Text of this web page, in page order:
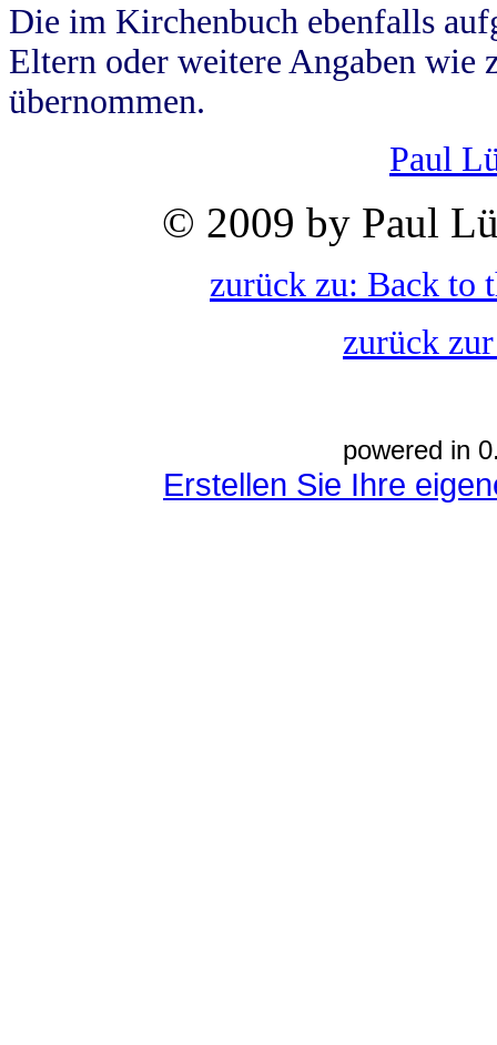
Die im Kirchenbuch ebenfalls
Eltern oder weitere Angaben wie
übernommen.
Paul
© 2009 by Paul
zurück zu: Back to
zurück
powered in
Erstellen Sie Ihre